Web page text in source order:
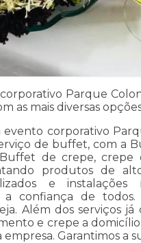
Parque
as mais diversas
evento corporativo
de buffet, com a
de crepe, crepe
produtos de
e
confiança de todos.
Além dos serviços já
e crepe a domicílio
empresa. Garantimos a